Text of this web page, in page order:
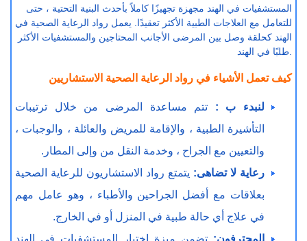
المستشفيات في الهند مجهزة تجهيزًا كاملاً بأحدث البنية التحتية ، حتى
للتعامل مع العلاجات الطبية الأكثر تعقيدًا. يعمل رواد الرعاية الصحية في
الهند كحلقة وصل بين المرضى الأجانب المحتاجين والمستشفيات الأكثر
كيف تعمل الأشياء في رواد الرعاية الصحية الاستشاريين
لنبدء ب : تتم مساعدة المرضى من خلال ترتيبات
التأشيرة الطبية ، والإقامة للمريض والعائلة ، والوجبات ،
والتعيين مع الجراح ، وخدمة النقل من وإلى المطار.
رعاية لا تضاهى: يتمتع رواد الاستشاريون للرعاية الصحية
بعلاقات مع أفضل الجراحين والأطباء ، وهو عامل مهم
في علاج أي حالة طبية في المنزل أو في الخارج.
المحترفون: تضمن ميزة اختيار المستشفيات في الهند